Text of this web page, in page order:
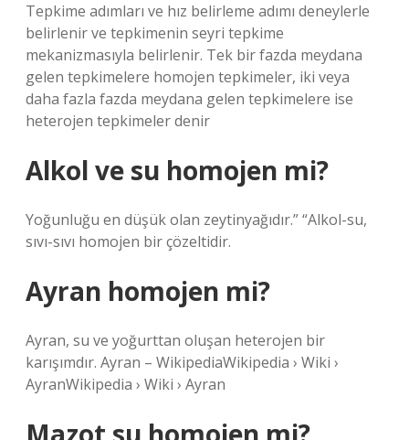
Tepkime adımları ve hız belirleme adımı deneylerle
belirlenir ve tepkimenin seyri tepkime
mekanizmasıyla belirlenir. Tek bir fazda meydana
gelen tepkimelere homojen tepkimeler, iki veya
daha fazla fazda meydana gelen tepkimelere ise
heterojen tepkimeler denir
Alkol ve su homojen mi?
Yoğunluğu en düşük olan zeytinyağıdır.” “Alkol-su,
sıvı-sıvı homojen bir çözeltidir.
Ayran homojen mi?
Ayran, su ve yoğurttan oluşan heterojen bir
karışımdır. Ayran – WikipediaWikipedia › Wiki ›
AyranWikipedia › Wiki › Ayran